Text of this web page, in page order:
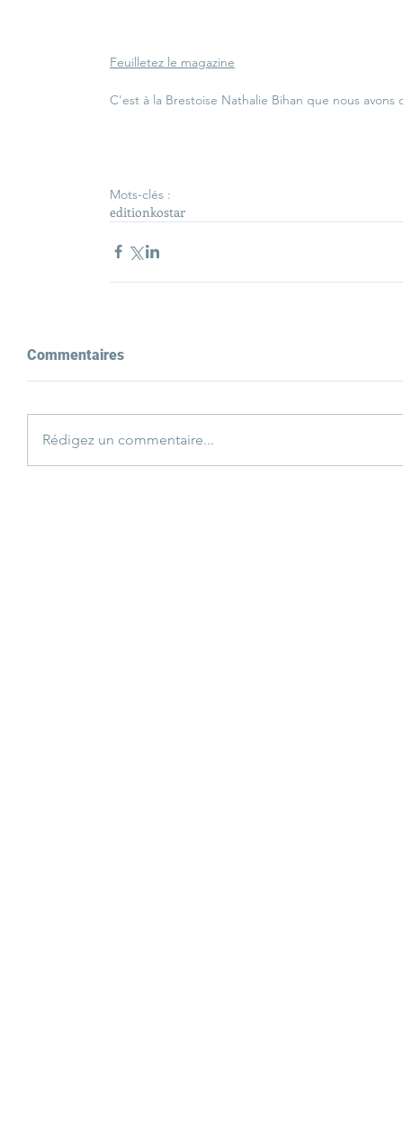
Feuilletez le magazine
C'est à la Brestoise Nathalie Bihan que nous
Mots-clés :
editionkostar
Commentaires
Rédigez un commentaire...